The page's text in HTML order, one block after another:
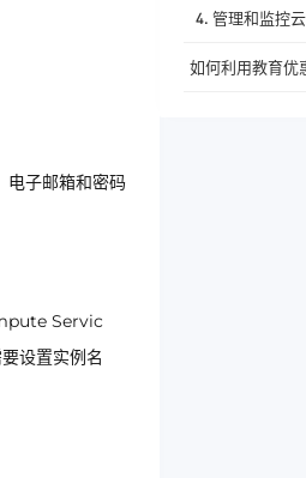
电子邮箱和密码
Servic
设置实例名
4. 管理和监控
如何利用教育优